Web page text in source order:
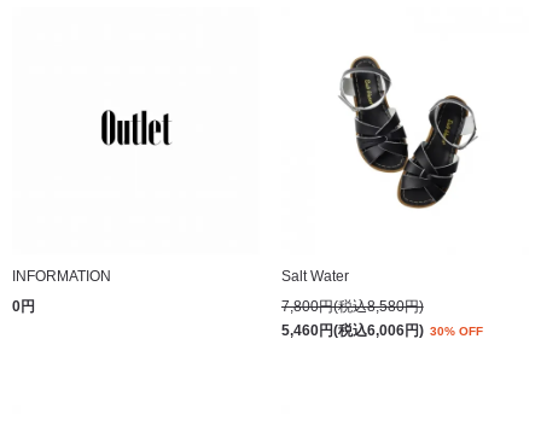
INFORMATION
0円
Salt Water
7,800円(税込8,580円)
5,460円(税込6,006円) 30% OFF